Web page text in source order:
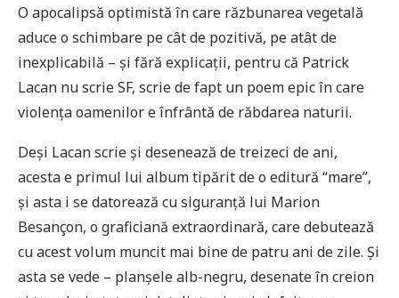
O apocalipsă optimistă în care răzbunarea vegetală
aduce o schimbare pe cât de pozitivă, pe atât de
inexplicabilă – și fără explicații, pentru că Patrick
Lacan nu scrie SF, scrie de fapt un poem epic în care
violența oamenilor e înfrântă de răbdarea naturii.
Deși Lacan scrie și desenează de treizeci de ani,
acesta e primul lui album tipărit de o editură “mare”,
și asta i se datorează cu siguranță lui Marion
Besançon, o graficiană extraordinară, care debutează
cu acest volum muncit mai bine de patru ani de zile. Și
asta se vede – planșele alb-negru, desenate în creion